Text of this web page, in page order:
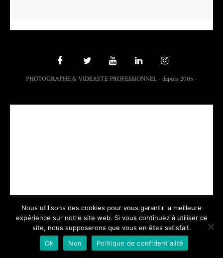
PHOTOGRAPHE & VIDEASTE PROFESSIONNEL - depuis 2005 -
Nous utilisons des cookies pour vous garantir la meilleure
expérience sur notre site web. Si vous continuez à utiliser ce
site, nous supposerons que vous en êtes satisfait.
Ok
Non Politique de confidentialité